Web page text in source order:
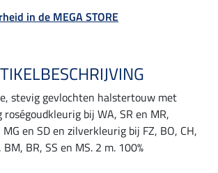
in de MEGA STORE
stevig gevlochten halstertouw met
roségoudkleurig bij WA, SR en MR,
en SD en zilverkleurig bij FZ, BO, CH,
BM, BR, SS en MS. 2 m. 100%